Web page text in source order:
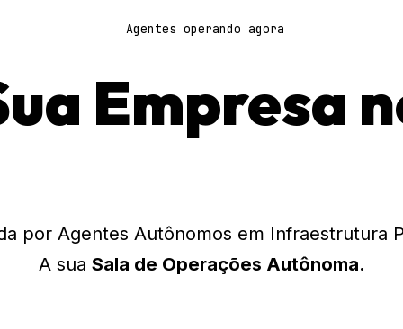
Agentes operando agora
Empresa
por Agentes Autônomos em Infraestrutura
A sua Sala de Operações Autônoma.